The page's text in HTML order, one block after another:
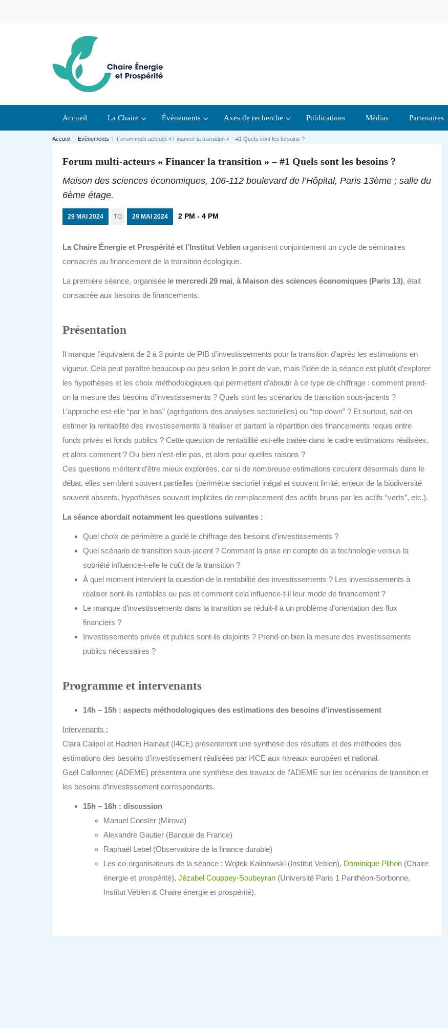
Accueil La Chaire Évènements Axes de recherche Publications Médias Partenaires
Accueil | Evènements | Forum multi-acteurs « Financer la transition » – #1 Quels sont les besoins ?
Forum multi-acteurs « Financer la transition » – #1 Quels sont les besoins ?
Maison des sciences économiques, 106-112 boulevard de l’Hôpital, Paris 13ème ; salle du
6ème étage.
29 MAI 2024 TO 29 MAI 2024 2 PM - 4 PM
La Chaire Énergie et Prospérité et l’Institut Veblen organisent conjointement un cycle de séminaires
consacrés au financement de la transition écologique.
La première séance, organisée le mercredi 29 mai, à Maison des sciences économiques (Paris 13), était
consacrée aux besoins de financements.
Présentation
Il manque l’équivalent de 2 à 3 points de PIB d’investissements pour la transition d’après les estimations en
vigueur. Cela peut paraître beaucoup ou peu selon le point de vue, mais l’idée de la séance est plutôt d’explorer
les hypothèses et les choix méthodologiques qui permettent d’aboutir à ce type de chiffrage : comment prend-
on la mesure des besoins d’investissements ? Quels sont les scénarios de transition sous-jacents ?
L’approche est-elle “par le bas” (agrégations des analyses sectorielles) ou “top down” ? Et surtout, sait-on
estimer la rentabilité des investissements à réaliser et partant la répartition des financements requis entre
fonds privés et fonds publics ? Cette question de rentabilité est-elle traitée dans le cadre estimations réalisées,
et alors comment ? Ou bien n’est-elle pas, et alors pour quelles raisons ?
Ces questions méritent d’être mieux explorées, car si de nombreuse estimations circulent désormais dans le
débat, elles semblent souvent partielles (périmètre sectoriel inégal et souvent limité, enjeux de la biodiversité
souvent absents, hypothèses souvent implicites de remplacement des actifs bruns par les actifs “verts”, etc.).
La séance abordait notamment les questions suivantes :
Quel choix de périmètre a guidé le chiffrage des besoins d’investissements ?
Quel scénario de transition sous-jacent ? Comment la prise en compte de la technologie versus la
sobriété influence-t-elle le coût de la transition ?
À quel moment intervient la question de la rentabilité des investissements ? Les investissements à
réaliser sont-ils rentables ou pas et comment cela influence-t-il leur mode de financement ?
Le manque d’investissements dans la transition se réduit-il à un problème d’orientation des flux
financiers ?
Investissements privés et publics sont-ils disjoints ? Prend-on bien la mesure des investissements
publics nécessaires ?
Programme et intervenants
14h – 15h : aspects méthodologiques des estimations des besoins d’investissement
Intervenants :
Clara Calipel et Hadrien Hainaut (I4CE) présenteront une synthèse des résultats et des méthodes des
estimations des besoins d’investissement réalisées par I4CE aux niveaux européen et national.
Gaël Callonnec (ADEME) présentera une synthèse des travaux de l’ADEME sur les scénarios de transition et
les besoins d’investissement correspondants.
15h – 16h : discussion
Manuel Coesler (Mirova)
Alexandre Gautier (Banque de France)
Raphaël Lebel (Observatoire de la finance durable)
Les co-organisateurs de la séance : Wojtek Kalinowski (Institut Veblen), Dominique Plihon (Chaire
énergie et prospérité), Jézabel Couppey-Soubeyran (Université Paris 1 Panthéon-Sorbonne,
Institut Veblen & Chaire énergie et prospérité).